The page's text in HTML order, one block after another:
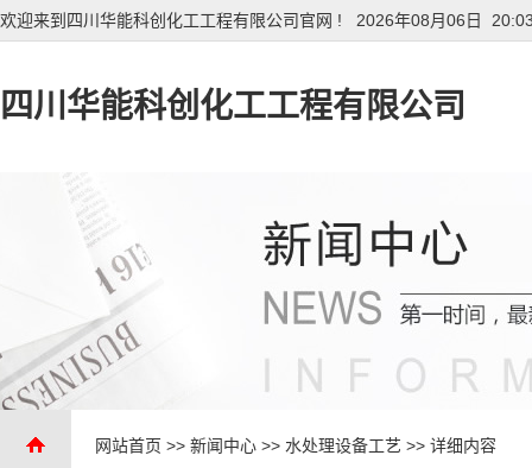
欢迎来到四川华能科创化工工程有限公司官网 ! 2026年08月06日
四川华能科创化工工程有限公司
网站首页 >> 新闻中心 >> 水处理设备工艺 >> 详细内容